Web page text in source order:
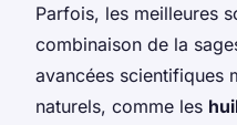
Parfois, les meilleures
combinaison de la
avancées scientifiques
naturels, comme les